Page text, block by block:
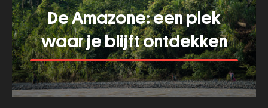
samen
De Amazone: een plek
waar je blijft ontdekken
Meer tonenabout